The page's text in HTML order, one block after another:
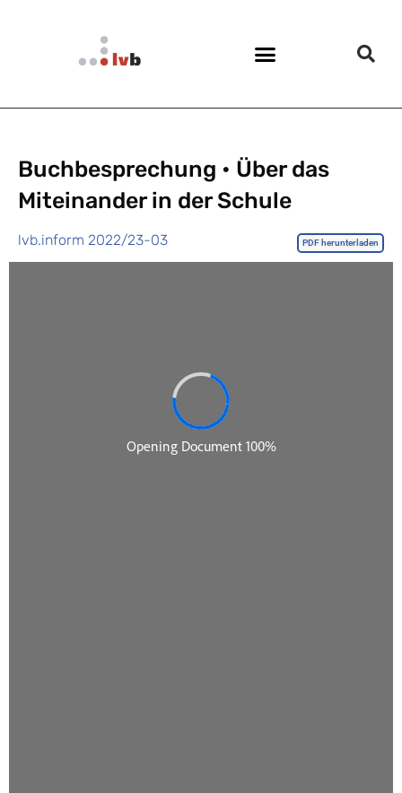
Buchbesprechung • Über das
Miteinander in der Schule
lvb.inform 2022/23-03 PDF herunterladen